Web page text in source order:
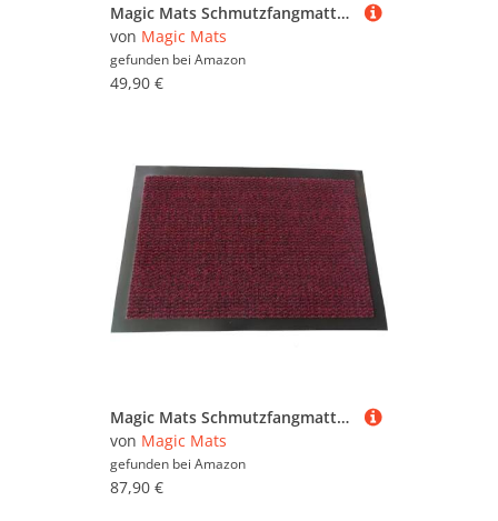
Magic Mats Schmutzfangmatte Türmatte Bern Farbe Blau ca. 90 x 200 cm
von Magic Mats
gefunden bei Amazon
49,90 €
Magic Mats Schmutzfangmatte Türmatte Bern Farbe Rot ca. 120 x 300 cm
von Magic Mats
gefunden bei Amazon
87,90 €